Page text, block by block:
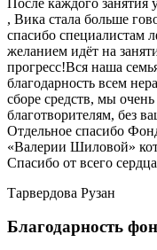
, Вика стала больше
спасибо специалистам
желанием идёт​ на
прогресс!Вся наша
благодарность всем
сборе средств, мы
благотворителям, без
Отдельное спасибо
«Валерии Шиловой»
Спасибо от всего
Тарвердова Рузан
Благодарность